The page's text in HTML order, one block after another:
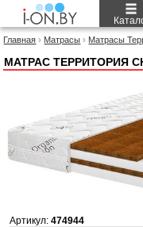
Главная › Матрасы › Матрасы
МАТРАС ТЕРРИТОРИЯ
Артикул:474944